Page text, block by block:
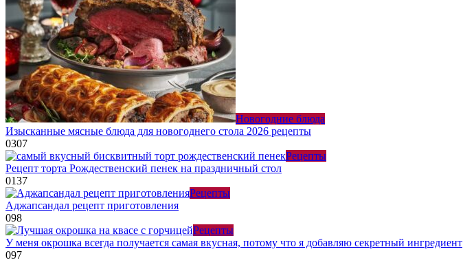
Новогодние блюда
Изысканные мясные блюда для новогоднего стола 2026 рецепты
0307
Рецепты
Рецепт торта Рождественский пенек на праздничный стол
0137
Рецепты
Аджапсандал рецепт приготовления
098
Рецепты
У меня окрошка всегда получается самая вкусная, потому что я добавляю секретный ингредиент
097